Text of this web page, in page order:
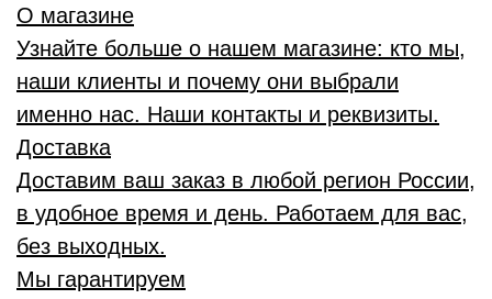
О магазине
Узнайте больше о нашем магазине: кто мы,
наши клиенты и почему они выбрали
именно нас. Наши контакты и реквизиты.
Доставка
Доставим ваш заказ в любой регион России,
в удобное время и день. Работаем для вас,
без выходных.
Мы гарантируем